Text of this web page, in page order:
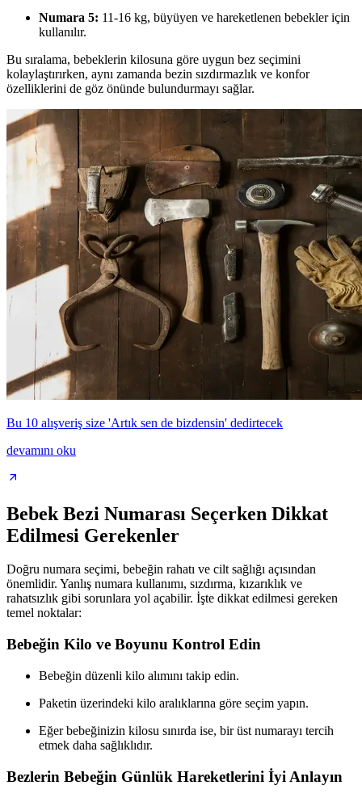
Numara 5: 11-16 kg, büyüyen ve hareketlenen bebekler için
kullanılır.
Bu sıralama, bebeklerin kilosuna göre uygun bez seçimini
kolaylaştırırken, aynı zamanda bezin sızdırmazlık ve konfor
özelliklerini de göz önünde bulundurmayı sağlar.
Bu 10 alışveriş size 'Artık sen de bizdensin' dedirtecek
devamını oku
Bebek Bezi Numarası Seçerken Dikkat
Edilmesi Gerekenler
Doğru numara seçimi, bebeğin rahatı ve cilt sağlığı açısından
önemlidir. Yanlış numara kullanımı, sızdırma, kızarıklık ve
rahatsızlık gibi sorunlara yol açabilir. İşte dikkat edilmesi gereken
temel noktalar:
Bebeğin Kilo ve Boyunu Kontrol Edin
Bebeğin düzenli kilo alımını takip edin.
Paketin üzerindeki kilo aralıklarına göre seçim yapın.
Eğer bebeğinizin kilosu sınırda ise, bir üst numarayı tercih
etmek daha sağlıklıdır.
Bezlerin Bebeğin Günlük Hareketlerini İyi Anlayın